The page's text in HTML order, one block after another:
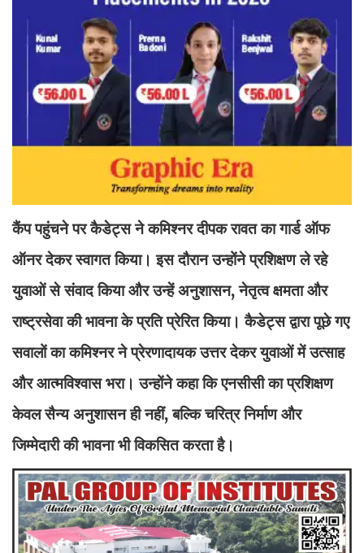
कैंप पहुंचने पर कैडेट्स ने कमिश्नर दीपक रावत का गार्ड ऑफ
ऑनर देकर स्वागत किया। इस दौरान उन्होंने प्रशिक्षण ले रहे
युवाओं से संवाद किया और उन्हें अनुशासन, नेतृत्व क्षमता और
राष्ट्रसेवा की भावना के प्रति प्रेरित किया। कैडेट्स द्वारा पूछे गए
सवालों का कमिश्नर ने प्रेरणादायक उत्तर देकर युवाओं में उत्साह
और आत्मविश्वास भरा। उन्होंने कहा कि एनसीसी का प्रशिक्षण
केवल सैन्य अनुशासन ही नहीं, बल्कि चरित्र निर्माण और
जिम्मेदारी की भावना भी विकसित करता है।